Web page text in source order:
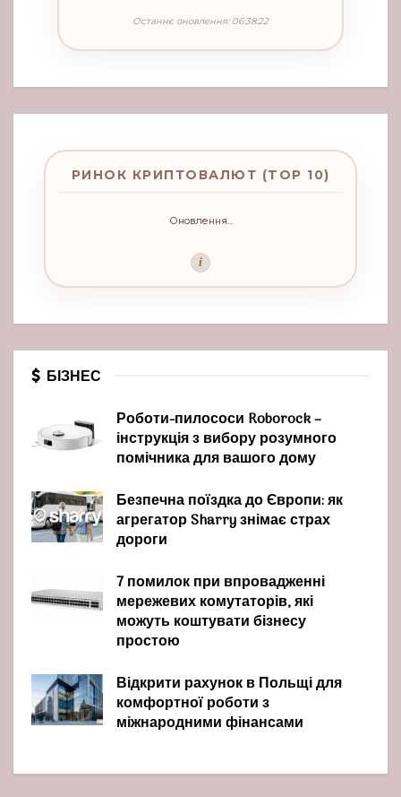
Останнє оновлення: 06:38:22
РИНОК КРИПТОВАЛЮТ (TOP 10)
Оновлення...
i
БІЗНЕС
Роботи-пилососи Roborock –
інструкція з вибору розумного
помічника для вашого дому
Безпечна поїздка до Європи: як
агрегатор Sharry знімає страх
дороги
7 помилок при впровадженні
мережевих комутаторів, які
можуть коштувати бізнесу
простою
Відкрити рахунок в Польщі для
комфортної роботи з
міжнародними фінансами